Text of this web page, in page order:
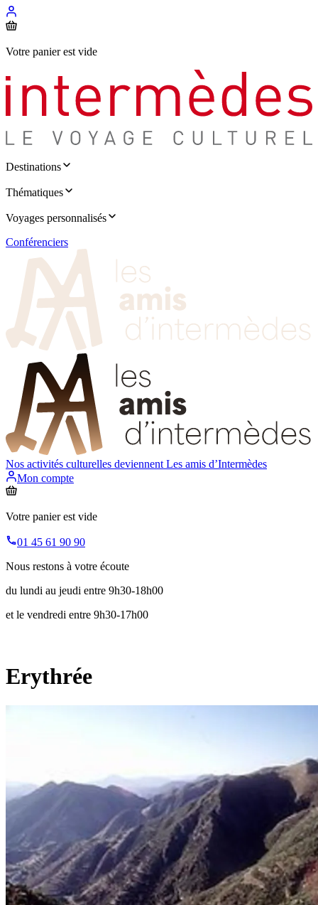
Votre panier est vide
Destinations
Thématiques
Voyages personnalisés
Conférenciers
Nos activités culturelles deviennent Les amis d’Intermèdes
Mon compte
Votre panier est vide
01 45 61 90 90
Nous restons à votre écoute
du lundi au jeudi entre 9h30-18h00
et le vendredi entre 9h30-17h00
Erythrée